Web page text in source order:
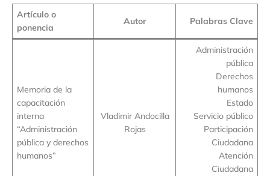
Artículo o
ponencia
Autor Palabras Clave
Memoria de la
capacitación
interna
“Administración
pública y derechos
humanos”
Vladimir Andocilla
Rojas
Administración
pública
Derechos
humanos
Estado
Servicio público
Participación
Ciudadana
Atención
Ciudadana